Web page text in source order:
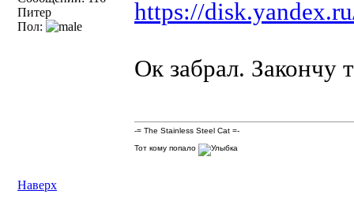
Питер
Пол:
https://
Ок забрал. Закончу
Наверх
-= The Stainless Steel Cat =-
Тот кому попало